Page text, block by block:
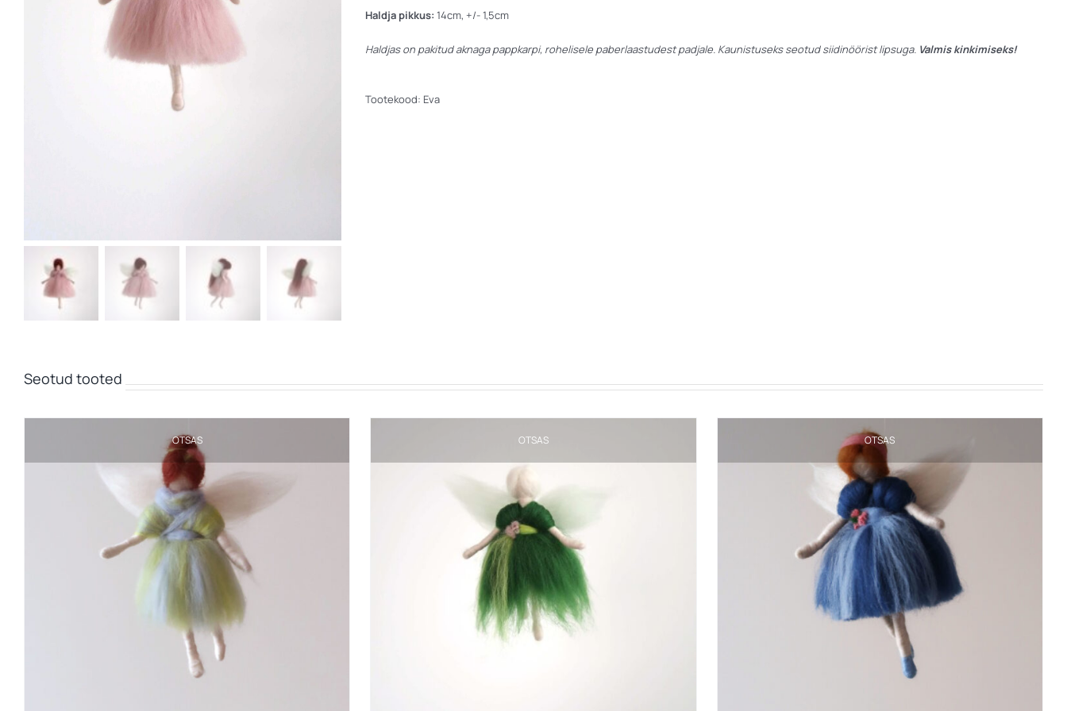
Haldja pikkus: 14cm, +/- 1,5cm
Haldjas on pakitud aknaga pappkarpi, rohelisele paberlaastudest padjale. Kaunistuseks seotud siidinöörist lipsuga. Valmis kinkimiseks!
Tootekood: Eva
Seotud tooted
OTSAS OTSAS OTSAS